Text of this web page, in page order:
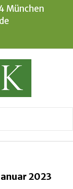
München
2023